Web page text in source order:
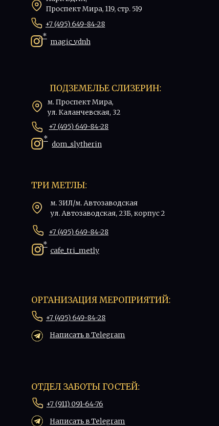
Проспект Мира, 119, стр. 519
magic_vdnh
ОРГАНИЗАЦИЯ МЕРОПРИЯТИЙ:
ОТДЕЛ ЗАБОТЫ ГОСТЕЙ:
+7 (495) 649-84-28
+7 (911) 091-64-76
ПОДЗЕМЕЛЬЕ СЛИЗЕРИН:
м. Проспект Мира,
ул. Каланчевская, 32
Написать в Telegram
Написать в Telegram
ТРИ МЕТЛЫ:
м. ЗИЛ/м. Автозаводская
ул. Автозаводская, 23Б, корпус 2
*
*
*
cafe_tri_metly
dom_slytherin
+7 (495) 649-84-28
+7 (495) 649-84-28
+7 (495) 649-84-28